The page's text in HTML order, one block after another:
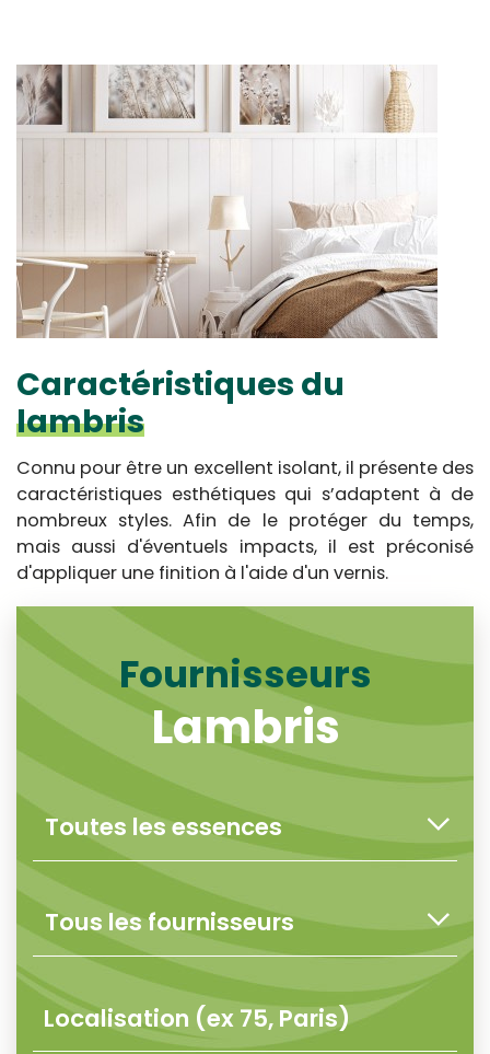
Caractéristiques du
lambris
Connu pour être un excellent isolant, il présente des
caractéristiques esthétiques qui s’adaptent à de
nombreux styles. Afin de le protéger du temps,
mais aussi d'éventuels impacts, il est préconisé
d'appliquer une finition à l'aide d'un vernis.
Fournisseurs
Lambris